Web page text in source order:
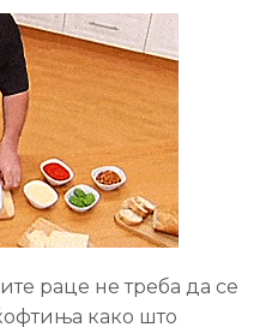
раце не треба да се
како што